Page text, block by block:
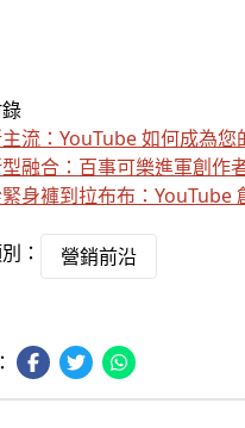
流：YouTube 如何成為
融合：百事可樂進軍創作
身褲到拉布布：YouTube
： 營銷前沿